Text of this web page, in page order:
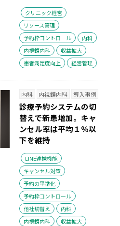
クリニック経営
リソース管理
予約枠コントロール
内科
内視鏡内科
収益拡大
患者満足度向上
経営管理
内科 内視鏡内科 導入事例
診療予約システムの切
替えで新患増加。キャ
ンセル率は平均１％以
下を維持
LINE連携機能
キャンセル対策
予約の平準化
予約枠コントロール
他社切替え
内科
内視鏡内科
収益拡大